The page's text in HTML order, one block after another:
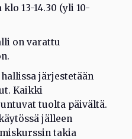
klo 13-14.30 (yli 10-
on varattu
hallissa järjestetään
Kaikki
tuolta päivältä.
jälleen
takia